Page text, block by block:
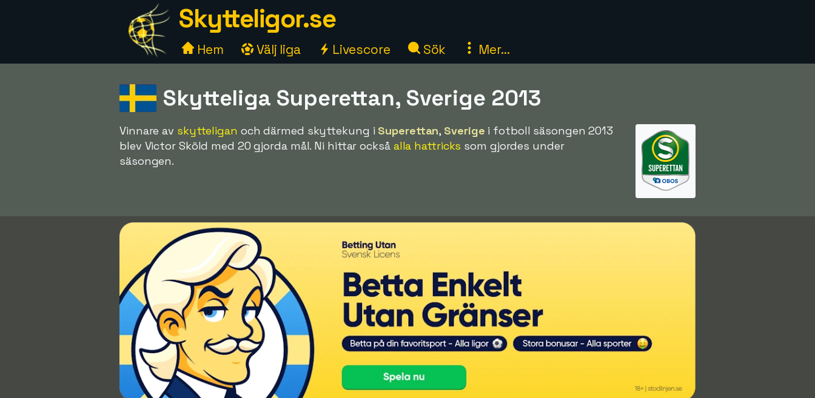
Skytteligor.se
Hem Välj liga Livescore Sök Mer...
Skytteliga Superettan, Sverige 2013
Vinnare av skytteligan och därmed skyttekung i Superettan, Sverige i fotboll säsongen 2013
blev Victor Sköld med 20 gjorda mål. Ni hittar också alla hattricks som gjordes under
säsongen.